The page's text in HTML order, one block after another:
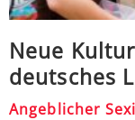
Neue
deutsches
Angeblicher